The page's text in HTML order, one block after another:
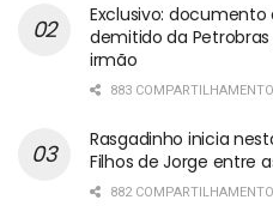
Exclusivo: documento
demitido da
irmão
883
Rasgadinho inicia
Filhos de Jorge entre
882